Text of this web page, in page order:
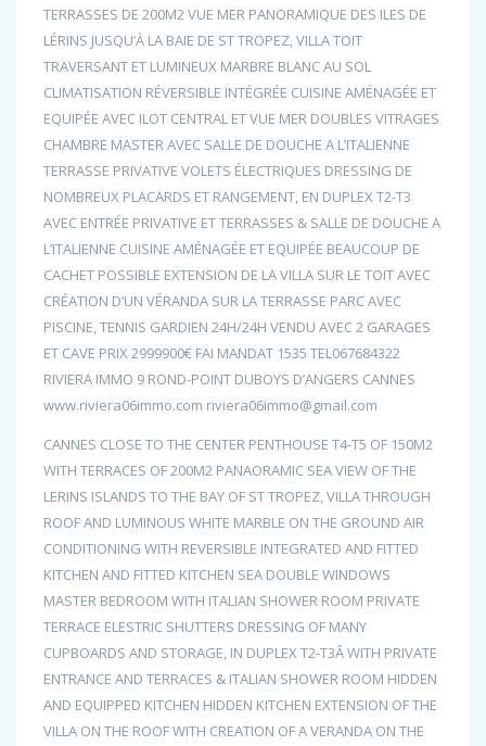
TERRASSES DE 200M2 VUE MER PANORAMIQUE DES ILES DE
LÉRINS JUSQU’À LA BAIE DE ST TROPEZ, VILLA TOIT
TRAVERSANT ET LUMINEUX MARBRE BLANC AU SOL
CLIMATISATION RÉVERSIBLE INTÉGRÉE CUISINE AMÉNAGÉE ET
EQUIPÉE AVEC ILOT CENTRAL ET VUE MER DOUBLES VITRAGES
CHAMBRE MASTER AVEC SALLE DE DOUCHE A L’ITALIENNE
TERRASSE PRIVATIVE VOLETS ÉLECTRIQUES DRESSING DE
NOMBREUX PLACARDS ET RANGEMENT, EN DUPLEX T2-T3
AVEC ENTRÉE PRIVATIVE ET TERRASSES & SALLE DE DOUCHE A
L’ITALIENNE CUISINE AMÉNAGÉE ET EQUIPÉE BEAUCOUP DE
CACHET POSSIBLE EXTENSION DE LA VILLA SUR LE TOIT AVEC
CRÉATION D’UN VÉRANDA SUR LA TERRASSE PARC AVEC
PISCINE, TENNIS GARDIEN 24H/24H VENDU AVEC 2 GARAGES
ET CAVE PRIX 2999900€ FAI MANDAT 1535 TEL067684322
RIVIERA IMMO 9 ROND-POINT DUBOYS D’ANGERS CANNES
www.riviera06immo.com riviera06immo@gmail.com
CANNES CLOSE TO THE CENTER PENTHOUSE T4-T5 OF 150M2
WITH TERRACES OF 200M2 PANAORAMIC SEA VIEW OF THE
LERINS ISLANDS TO THE BAY OF ST TROPEZ, VILLA THROUGH
ROOF AND LUMINOUS WHITE MARBLE ON THE GROUND AIR
CONDITIONING WITH REVERSIBLE INTEGRATED AND FITTED
KITCHEN AND FITTED KITCHEN SEA DOUBLE WINDOWS
MASTER BEDROOM WITH ITALIAN SHOWER ROOM PRIVATE
TERRACE ELESTRIC SHUTTERS DRESSING OF MANY
CUPBOARDS AND STORAGE, IN DUPLEX T2-T3Â WITH PRIVATE
ENTRANCE AND TERRACES & ITALIAN SHOWER ROOM HIDDEN
AND EQUIPPED KITCHEN HIDDEN KITCHEN EXTENSION OF THE
VILLA ON THE ROOF WITH CREATION OF A VERANDA ON THE